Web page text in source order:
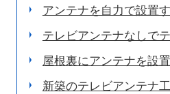
アンテナを自力で設置
テレビアンテナなしで
屋根裏にアンテナを設
新築のテレビアンテナ